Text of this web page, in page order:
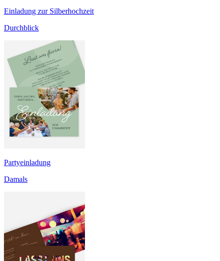
Einladung zur Silberhochzeit
Durchblick
Partyeinladung
Damals